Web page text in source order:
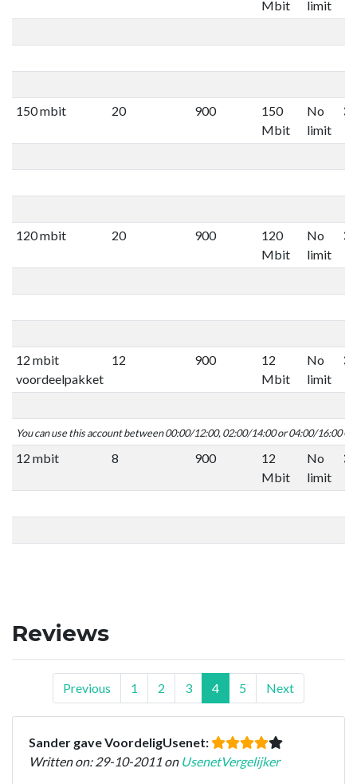
Mbit
limit
150 mbit 20 900
150
Mbit
No
limit
120 mbit 20 900
120
Mbit
No
limit
12 mbit
voordeelpakket
12 900
12
Mbit
No
limit
You can use this account between 00:00/12:00, 02:00/14:00 or 04:00/16:00
12 mbit 8 900
12
Mbit
No
limit
Reviews
Previous 1 2 3 4 5 Next
Sander gave VoordeligUsenet:
Written on: 29-10-2011 on UsenetVergelijker